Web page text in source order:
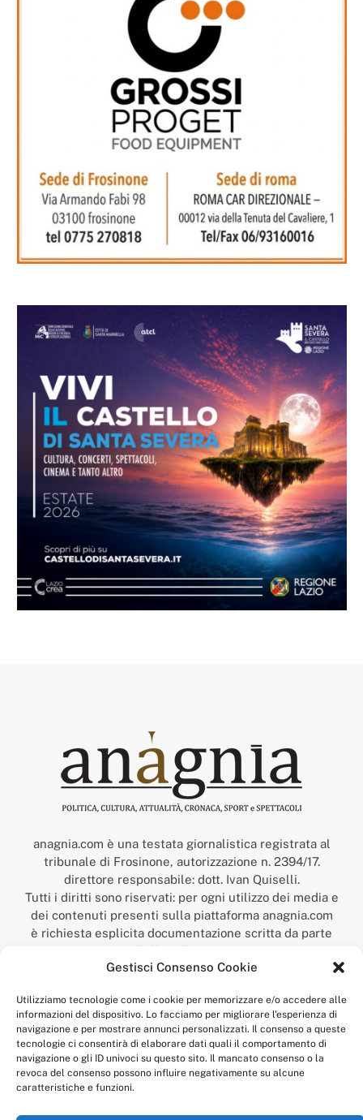
Gestisci Consenso Cookie
Utilizziamo tecnologie come i cookie per memorizzare e/o accedere alle
informazioni del dispositivo. Lo facciamo per migliorare l'esperienza di
navigazione e per mostrare annunci personalizzati. Il consenso a queste
tecnologie ci consentirà di elaborare dati quali il comportamento di
navigazione o gli ID univoci su questo sito. Il mancato consenso o la
revoca del consenso possono influire negativamente su alcune
caratteristiche e funzioni.
anagnia.com è una testata giornalistica registrata al
tribunale di Frosinone, autorizzazione n. 2394/17.
direttore responsabile: dott. Ivan Quiselli.
Tutti i diritti sono riservati: per ogni utilizzo dei media e
dei contenuti presenti sulla piattaforma anagnia.com
è richiesta esplicita documentazione scritta da parte
della redazione.
“Anagnia” è un marchio registrato presso l’Ufficio Italiano
Economico,
num. registrazione: 302017000014044 del 9 febbraio 2017.
Per contatti:redazione@anagnia.com